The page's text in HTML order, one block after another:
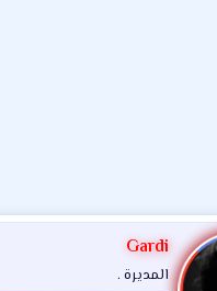
Gardi
المديرة .